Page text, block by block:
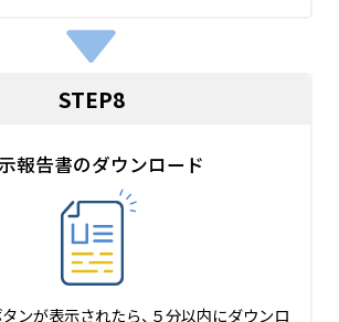
STEP8
報告書のダウンロード
ンが表示されたら、５分以内にダウンロ